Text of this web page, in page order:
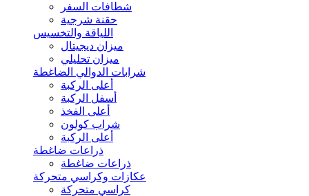
شطافات السفر
حقنة شرجية
اللياقة والتخسيس
ميزان ديجيتال
ميزان تحليلي
شرابات الدوالي الضاغطة
أعلى الركبة
أسفل الركبة
أعلى الفخذ
شراب كولون
أعلى الركبة
ذراعات ضاغطة
ذراعات ضاغطة
عكازات وكراسي متحركة
كراسي متحركة